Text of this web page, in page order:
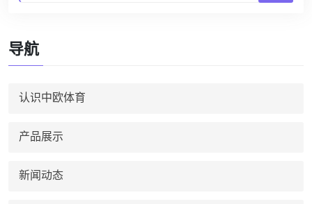
导航
认识中欧体育
产品展示
新闻动态